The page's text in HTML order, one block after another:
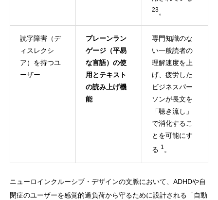
23。
読字障害（デ
ィスレクシ
ア）を持つユ
ーザー
プレーンラン
ゲージ（平易
な言語）の使
用とテキスト
の読み上げ機
能
専門知識のな
い一般読者の
理解速度を上
げ、疲労した
ビジネスパー
ソンが長文を
「聴き流し」
で消化するこ
とを可能にす
る 1 。
ニューロインクルーシブ・デザインの文脈において、ADHDや自
閉症のユーザーを感覚的過負荷から守るために設計される「自動